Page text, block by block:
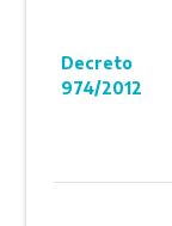
Decreto
974/2012